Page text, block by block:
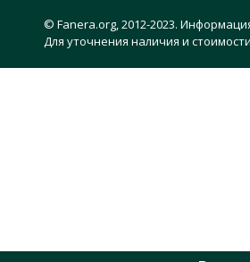
© Fanera.org, 2012-2023.
Для уточнения наличия и